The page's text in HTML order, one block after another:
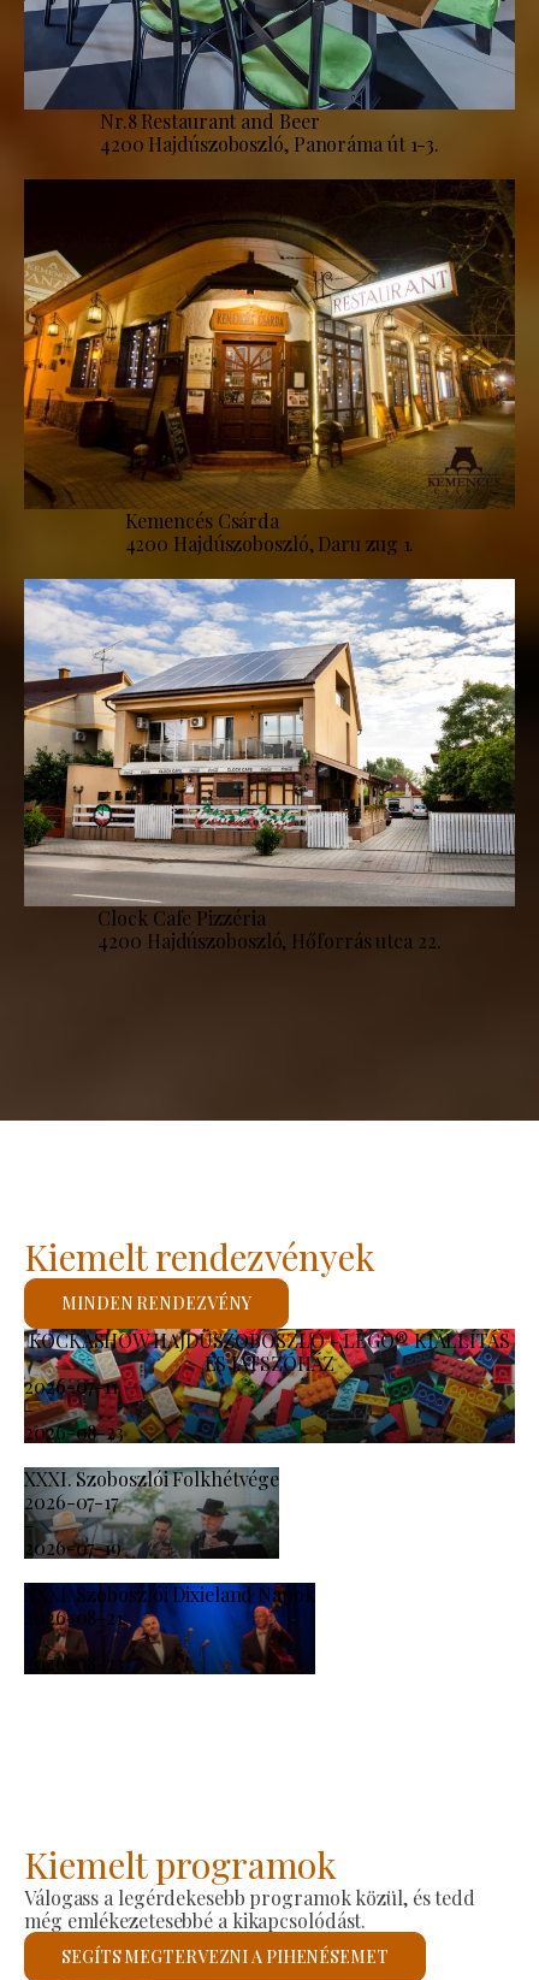
Nr.8 Restaurant and Beer
4200 Hajdúszoboszló, Panoráma út 1-3.
Kemencés Csárda
4200 Hajdúszoboszló, Daru zug 1.
Clock Cafe Pizzéria
4200 Hajdúszoboszló, Hőforrás utca 22.
KOCKASHOW HAJDÚSZOBOSZLÓ - LEGO® KIÁLLÍTÁS
ÉS JÁTSZÓHÁZ
2026-07-11
-
2026-08-23
XXXI. Szoboszlói Folkhétvége
2026-07-17
-
2026-07-19
XXXI. Szoboszlói Dixieland Napok
2026-08-21
-
2026-08-23
Kiemelt rendezvények
MINDEN RENDEZVÉNY
Kiemelt programok
Válogass a legérdekesebb programok közül, és tedd
még emlékezetesebbé a kikapcsolódást.
SEGÍTS MEGTERVEZNI A PIHENÉSEMET